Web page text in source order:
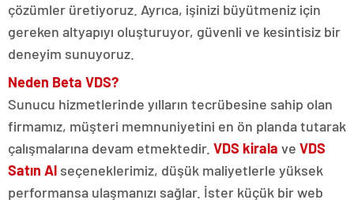
çözümler üretiyoruz. Ayrıca, işinizi büyütmeniz için
gereken altyapıyı oluşturuyor, güvenli ve kesintisiz bir
deneyim sunuyoruz.
Neden Beta VDS?
Sunucu hizmetlerinde yılların tecrübesine sahip olan
firmamız, müşteri memnuniyetini en ön planda tutarak
çalışmalarına devam etmektedir. VDS kirala ve VDS
Satın Al seçeneklerimiz, düşük maliyetlerle yüksek
performansa ulaşmanızı sağlar. İster küçük bir web